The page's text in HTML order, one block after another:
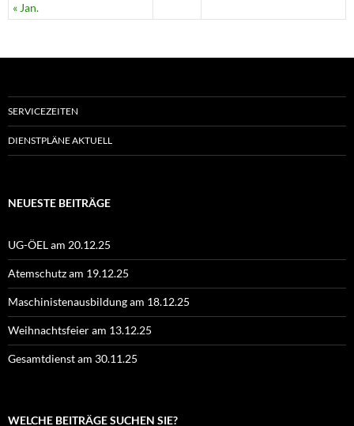
« Jan.
SERVICEZEITEN
DIENSTPLÄNE AKTUELL
NEUESTE BEITRÄGE
UG-ÖEL am 20.12.25
Atemschutz am 19.12.25
Maschinistenausbildung am 18.12.25
Weihnachtsfeier am 13.12.25
Gesamtdienst am 30.11.25
WELCHE BEITRÄGE SUCHEN SIE?